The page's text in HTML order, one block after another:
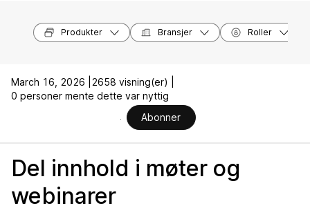
Produkter Bransjer Roller
March 16, 2026 |
2658 visning(er) |
0 personer mente dette var nyttig
Abonner
Del innhold i møter og
webinarer